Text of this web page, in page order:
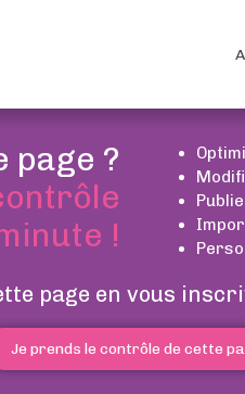
page ?
!
page en vous
Je prends le contrôle de cette